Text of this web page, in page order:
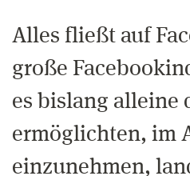
Alles fließt auf
große
es bislang alleine
ermöglichten, im
einzunehmen,